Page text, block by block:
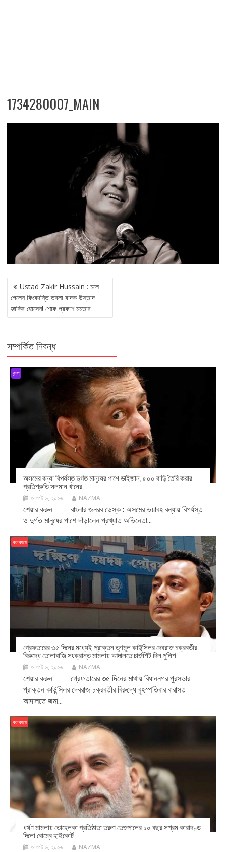
1734280007_MAIN
POST
NAVIGATION
Ustad Zakir Hussain : চলে
গেলেন কিংবদন্তি তবলা বাদক উস্তাদ
জাকির হোসেন! শোক প্রকাশ মমতার
সম্পর্কিত নিবন্ধ
দেশ
অসমের বন্যা বিপর্যস্ত দুর্গত মানুষের পাশে ভাইজান, ৫০০ বাড়ি তৈরি করার
প্রতিশ্রুতি সলমান খানের
আগস্ট ৬, ২০২৬ NAZMA
শেয়ার করুন বাংলার জনরব ডেস্ক : অসমের ভয়াবহ বন্যায় বিপর্যস্ত
ও দুর্গত মানুষের পাশে দাঁড়ালেন প্রখ্যাত অভিনেতা...
কলকাতা
গ্রেফতারের ৩৫ দিনের মধ্যেই প্রাক্তন তৃণমূল কাউন্সিলর দেবরাজ চক্রবর্তীর
বিরুদ্ধে তোলাবাজি সংক্রান্ত মামলায় আদালতে চার্জশিট দিল পুলিশ
আগস্ট ৬, ২০২৬ NAZMA
শেয়ার করুন গ্রেফতারের ৩৫ দিনের মাথায় বিধাননগর পুরসভার
প্রাক্তন কাউন্সিলর দেবরাজ চক্রবর্তীর বিরুদ্ধে বৃহস্পতিবার বারাসত
আদালতে জমা...
কলকাতা
ধর্ষণ মামলায় তোহেলকা প্রতিষ্ঠাতা তরুণ তেজপালের ১০ বছর সশ্রম কারাদণ্ড
দিলো বোম্বে হাইকোর্ট
আগস্ট ৬, ২০২৬ NAZMA